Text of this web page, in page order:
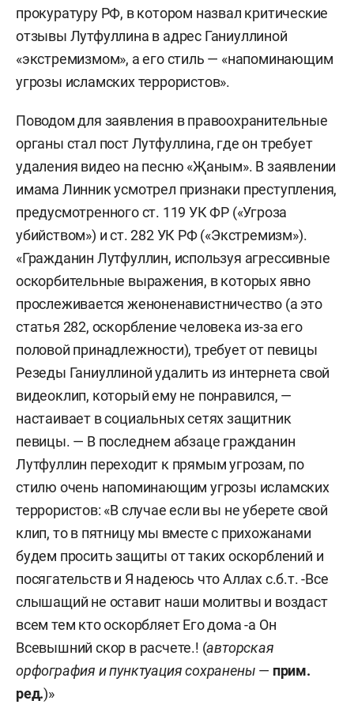
прокуратуру РФ, в котором назвал критические
отзывы Лутфуллина в адрес Ганиуллиной
«экстремизмом», а его стиль — «напоминающим
угрозы исламских террористов».
Поводом для заявления в правоохранительные
органы стал пост Лутфуллина, где он требует
удаления видео на песню «Җаным». В заявлении
имама Линник усмотрел признаки преступления,
предусмотренного ст. 119 УК ФР («Угроза
убийством») и ст. 282 УК РФ («Экстремизм»).
«Гражданин Лутфуллин, используя агрессивные
оскорбительные выражения, в которых явно
прослеживается женоненавистничество (а это
статья 282, оскорбление человека из-за его
половой принадлежности), требует от певицы
Резеды Ганиуллиной удалить из интернета свой
видеоклип, который ему не понравился, —
настаивает в социальных сетях защитник
певицы. — В последнем абзаце гражданин
Лутфуллин переходит к прямым угрозам, по
стилю очень напоминающим угрозы исламских
террористов: «В случае если вы не уберете свой
клип, то в пятницу мы вместе с прихожанами
будем просить защиты от таких оскорблений и
посягательств и Я надеюсь что Аллах с.б.т. -Все
слышащий не оставит наши молитвы и воздаст
всем тем кто оскорбляет Его дома -а Он
Всевышний скор в расчете.! (авторская
орфография и пунктуация сохранены — прим.
ред.)»